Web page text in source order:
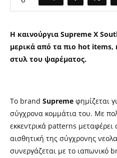
Η καινούργια Supreme X
μερικά από τα πιο hot items,
στυλ του ψαρέματος.
Το brand Supreme φημίζεται
σύγχρονα κομμάτια του. Με
εκκεντρικά patterns
αισθητική της σύγχρονης
συνεργάζεται με το ιαπωνικό